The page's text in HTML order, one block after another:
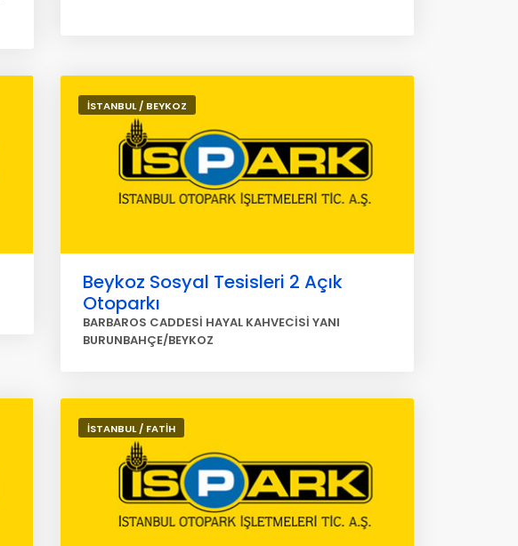
İSTANBUL / BEYKOZ
Beykoz Sosyal Tesisleri 2 Açık
Otoparkı
BARBAROS CADDESİ HAYAL KAHVECİSİ YANI
BURUNBAHÇE/BEYKOZ
İSTANBUL / FATİH